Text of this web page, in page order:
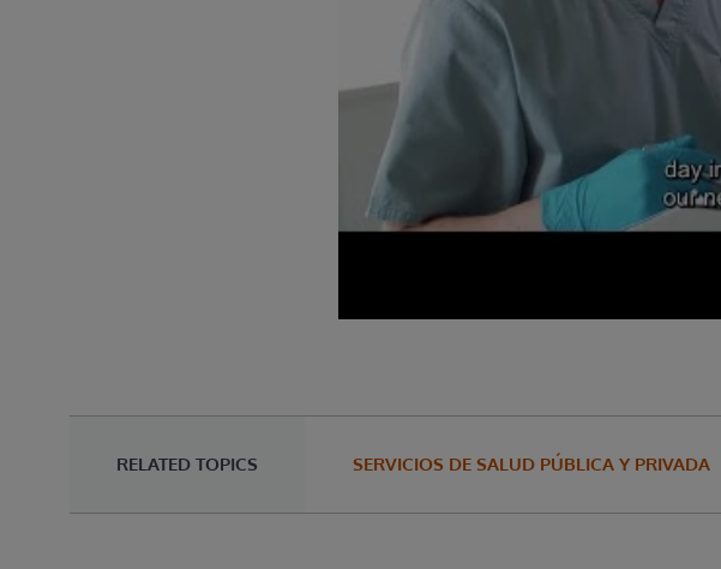
RELATED TOPICS SERVICIOS DE SALUD PÚBLICA Y PRIVADA